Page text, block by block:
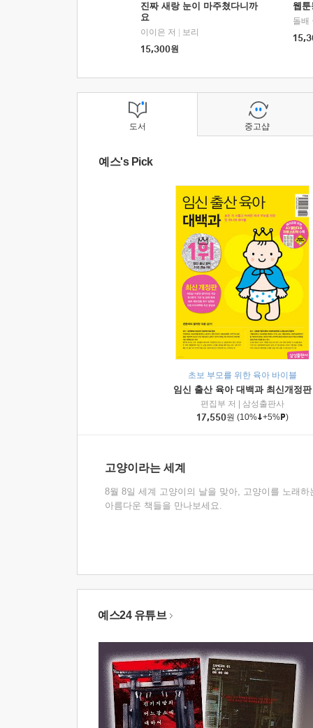
진짜 새랑 눈이 마주쳤다니까
요
이이은 저
보리
15,300원
웹
돌배
도서
예스's Pick
초보 부모를 위한 육아 바이블
임신 출산 육아 대백과 최신개정판
편집부 저
삼성출판사
17,550원 (10% +5% )
고양이라는 세계
8월 8일 세계 고양이의 날을 맞아, 고양이를 노래하
아름다운 책들을 만나보세요.
중고샵
예스24 유튜브